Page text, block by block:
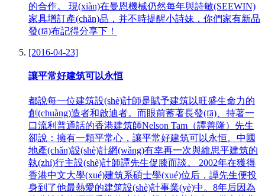
的合作。 現(xiàn)在曼恩機械仍然每年與詩敏(SEEWIN)
家具增訂產(chǎn)品，并不時提醒小詩妹，你們家有新品
發(fā)布記得分享下！
[2016-04-23]
讓平常好建筑可以永恒
都說每一位建筑設(shè)計師是賦予建筑以旺盛生命力的
創(chuàng)造者和啟迪者。而眼前蓄著長發(fā)、持著一
口流利普通話的香港建筑師Nelson Tam（譚善隆）先生
卻說：擁有一顆平常心，讓平常好建筑可以永恒。中國
地產(chǎn)設(shè)計網(wǎng)有幸再一次與維思平建筑的
執(zhí)行主設(shè)計師譚先生促膝而談。 2002年在獲得
香港中文大學(xué)建筑系碩士學(xué)位后，譚先生便投
身到了他最熱愛的建筑設(shè)計事業(yè)中。8年后因為